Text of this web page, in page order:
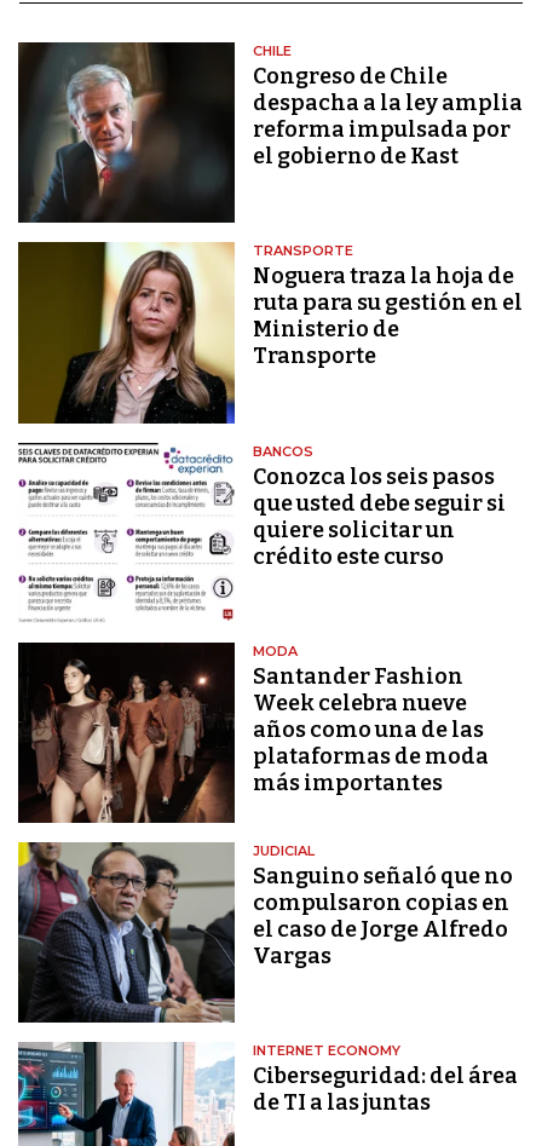
CHILE
Congreso de Chile
despacha a la ley amplia
reforma impulsada por
el gobierno de Kast
TRANSPORTE
Noguera traza la hoja de
ruta para su gestión en el
Ministerio de
Transporte
BANCOS
Conozca los seis pasos
que usted debe seguir si
quiere solicitar un
crédito este curso
MODA
Santander Fashion
Week celebra nueve
años como una de las
plataformas de moda
más importantes
JUDICIAL
Sanguino señaló que no
compulsaron copias en
el caso de Jorge Alfredo
Vargas
INTERNET ECONOMY
Ciberseguridad: del área
de TI a las juntas